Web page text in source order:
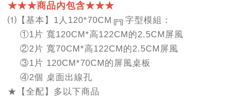
★★★商品內包含★★★
⑴【基本】1人120*70CM╔╗字型模組：
①1片 寬120CM*高122CM的2.5CM屏風
②2片 寬70CM*高122CM的2.5CM屏風
③1片 120CM*70CM的屏風桌板
④2個 桌面出線孔
★【全配】多以下商品